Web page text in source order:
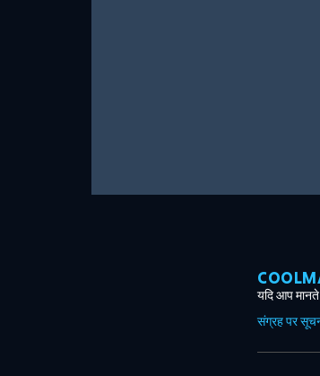
यदि आप
संग्रह पर